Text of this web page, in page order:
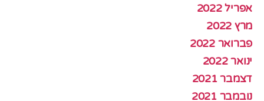
אפריל 2022
מרץ 2022
פברואר 2022
ינואר 2022
דצמבר 2021
נובמבר 2021